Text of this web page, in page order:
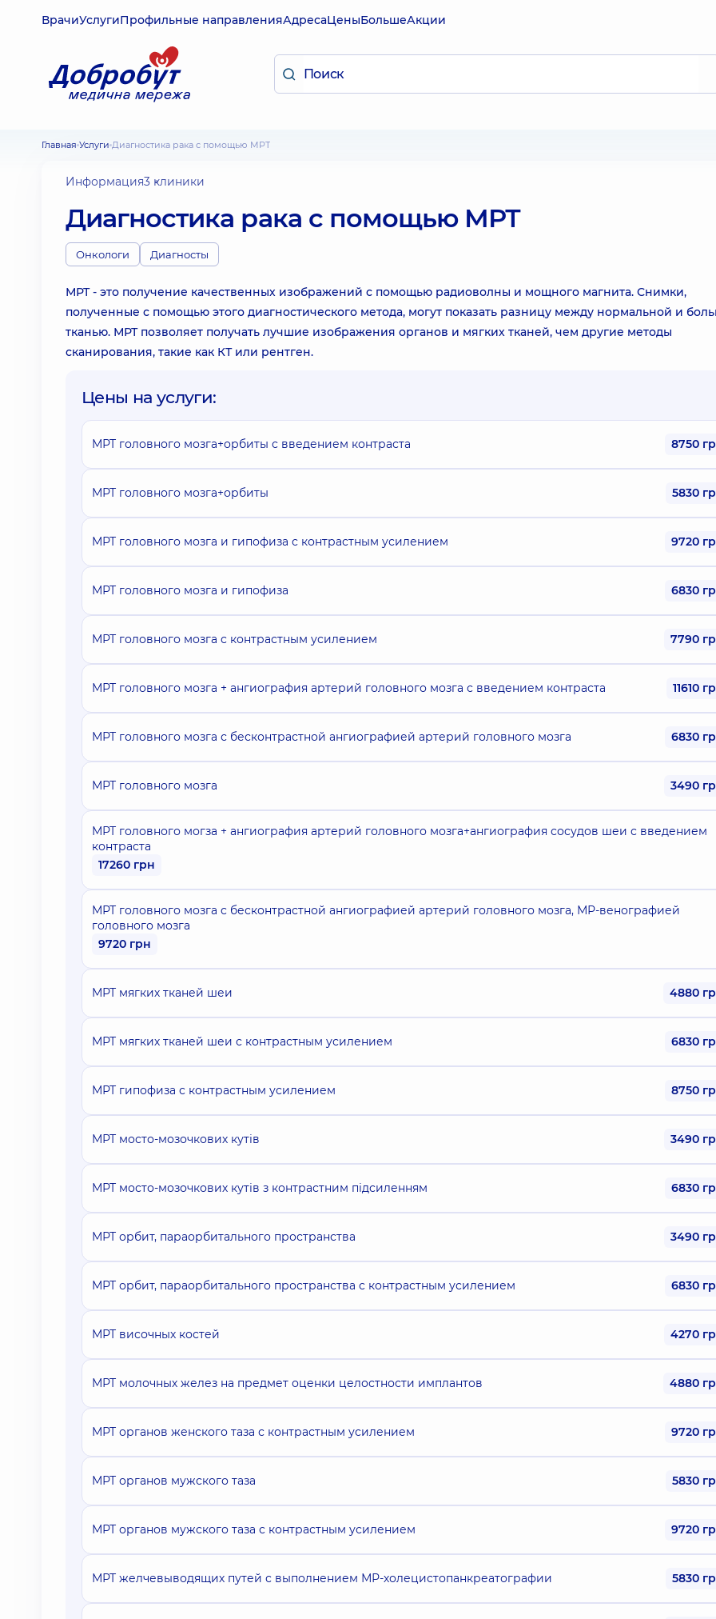
ВрачиУслугиПрофильные направленияАдресаЦеныБольшеАкции
Главная Услуги Диагностика рака с помощью МРТ
Информация3 клиники
Диагностика рака с помощью МРТ
Онкологи Диагносты
МРТ - это получение качественных изображений с помощью радиоволны и мощного магнита. Снимки,
полученные с помощью этого диагностического метода, могут показать разницу между нормальной и
тканью. МРТ позволяет получать лучшие изображения органов и мягких тканей, чем другие методы
сканирования, такие как КТ или рентген.
Цены на услуги:
МРТ головного мозга+орбиты с введением контраста 8750
МРТ головного мозга+орбиты 5830
МРТ головного мозга и гипофиза с контрастным усилением 9720
МРТ головного мозга и гипофиза 6830
МРТ головного мозга с контрастным усилением 7790
МРТ головного мозга + ангиография артерий головного мозга с введением контраста 11610
МРТ головного мозга с бесконтрастной ангиографией артерий головного мозга 6830
МРТ головного мозга 3490
МРТ головного могза + ангиография артерий головного мозга+ангиография сосудов шеи с введением
контраста
17260 грн
МРТ головного мозга с бесконтрастной ангиографией артерий головного мозга, МР-венографией
головного мозга
9720 грн
МРТ мягких тканей шеи 4880
МРТ мягких тканей шеи с контрастным усилением 6830
МРТ гипофиза с контрастным усилением 8750
МРТ мосто-мозочкових кутів 3490
МРТ мосто-мозочкових кутів з контрастним підсиленням 6830
МРТ орбит, параорбитального пространства 3490
МРТ орбит, параорбитального пространства с контрастным усилением 6830
МРТ височных костей 4270
МРТ молочных желез на предмет оценки целостности имплантов 4880
МРТ органов женского таза с контрастным усилением 9720
МРТ органов мужского таза 5830
МРТ органов мужского таза с контрастным усилением 9720
МРТ желчевыводящих путей с выполнением МР-холецистопанкреатографии 5830